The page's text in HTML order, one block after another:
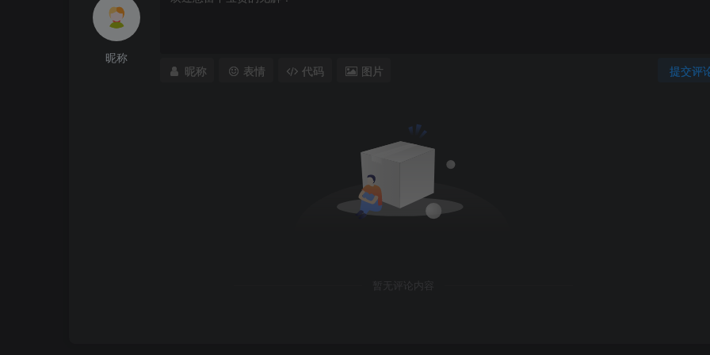
昵称
提交评
昵称 表情 代码 图片
暂无评论内容